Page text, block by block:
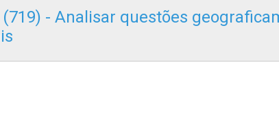
(719) - Analisar questões